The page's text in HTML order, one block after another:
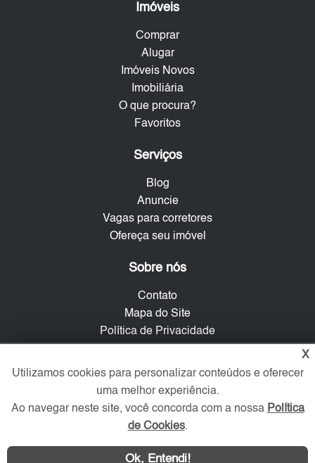
Imóveis
Comprar
Alugar
Imóveis Novos
Imobiliária
O que procura?
Favoritos
Serviços
Blog
Anuncie
Vagas para corretores
Ofereça seu imóvel
Sobre nós
Contato
Mapa do Site
Política de Privacidade
Redes Sociais
X
Utilizamos cookies para personalizar conteúdos e oferecer
uma melhor experiência.
Ao navegar neste site, você concorda com a nossa Política
de Cookies.
Ok, Entendi!